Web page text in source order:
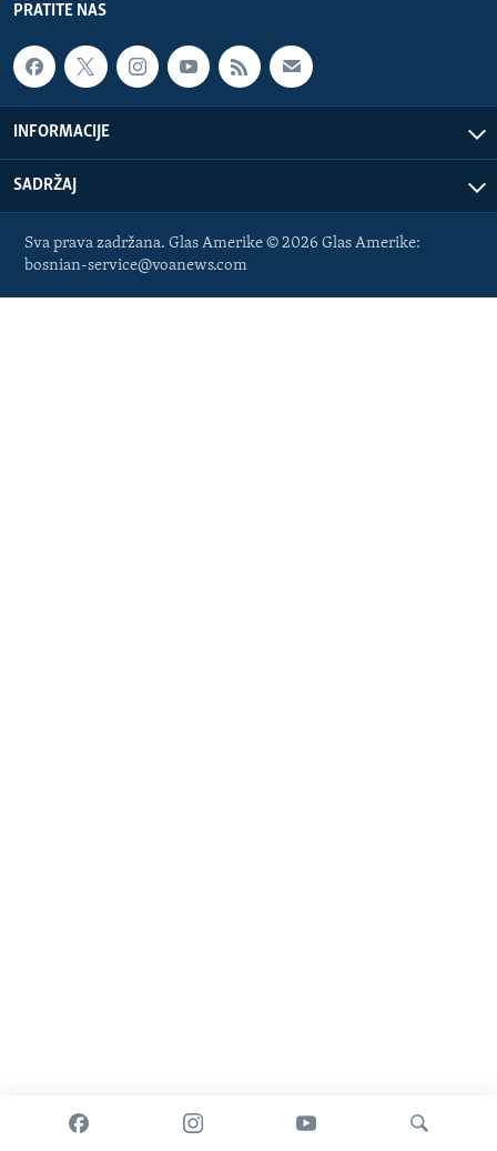
PRATITE NAS
INFORMACIJE
SADRŽAJ
Sva prava zadržana. Glas Amerike © 2026 Glas Amerike:
bosnian-service@voanews.com